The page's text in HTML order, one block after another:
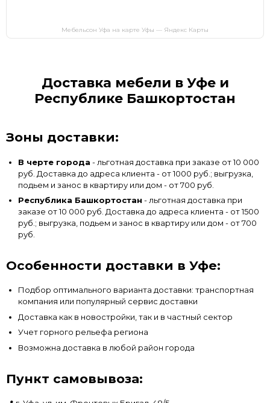
Мебельсон Уфа на карте Уфы — Яндекс Карты
Доставка мебели в Уфе и
Республике Башкортостан
Зоны доставки:
В черте города - льготная доставка при заказе от 10 000
руб. Доставка до адреса клиента - от 1000 руб.; выгрузка,
подьем и занос в квартиру или дом - от 700 руб.
Республика Башкортостан - льготная доставка при
заказе от 10 000 руб. Доставка до адреса клиента - от 1500
руб.; выгрузка, подьем и занос в квартиру или дом - от 700
руб.
Особенности доставки в Уфе:
Подбор оптимального варианта доставки: транспортная
компания или популярный сервис доставки
Доставка как в новостройки, так и в частный сектор
Учет горного рельефа региона
Возможна доставка в любой район города
Пункт самовывоза: